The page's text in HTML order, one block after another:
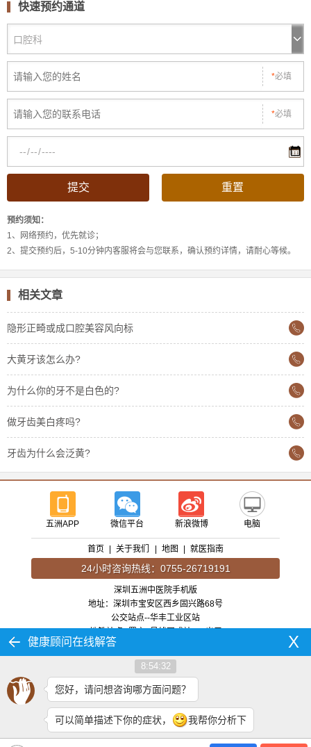
快速预约通道
*必填
*必填
预约须知：
1、网络预约，优先就诊；
2、提交预约后，5-10分钟内客服将会与您联系，确认预约详情，请耐心等候。
相关文章
隐形正畸或成口腔美容风向标
大黄牙该怎么办?
为什么你的牙不是白色的?
做牙齿美白疼吗?
牙齿为什么会泛黄?
五洲APP 微信平台 新浪微博 电脑
首页 关于我们 地图 就医指南
24小时咨询热线：0755-26719191
深圳五洲中医院手机版
地址：深圳市宝安区西乡固兴路68号
公交站点--华丰工业区站
以上信息仅供参考，并不作为疾病诊疗依据，部分含广告信息。请咨询在线客服或拨
打24小时健康热线：0755-26719191
（粤B）（中）医广【2020】第08-28-01号
粤ICP备11050456号
X
健康顾问在线解答
8:54:32
您好，请问想咨询哪方面问题？
可以简单描述下你的症状， 我帮你分析下